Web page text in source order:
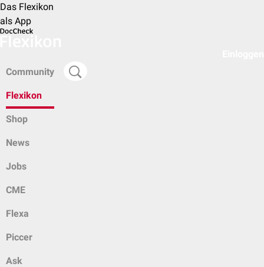
Das Flexikon
als App
Community
Flexikon
Shop
News
Jobs
CME
Flexa
Piccer
Ask